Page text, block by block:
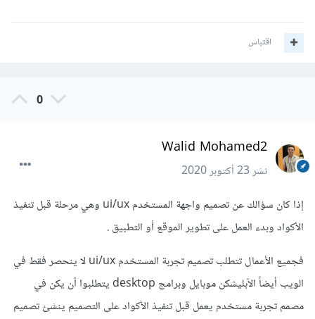
اقتباس
0
Walid Mohamed2
نشر23 أكتوبر 2020
إذا كان سؤالك عن تصميم واجهة المستخدم ui/ux وهي مرحلة قبل تنفيذ
الأكواد وبدء العمل على تطوير الموقع أو التطبيق .
فجميع الأعمال تتطلب تصميم تجربة المستخدم ui/ux لا ينحصر فقط في
الويب أيضاً الأبليشكن موبايل وبرامج desktop يتطلبوا أن يكن في
مصمم تجربة مستخدم يعمل قبل تنفيذ الأكواد على التصميم ينشئ تصميم